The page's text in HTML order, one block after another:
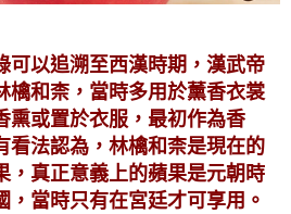
可以追溯至西漢時期，漢武帝
檎和柰，當時多用於薰香衣裳
熏或置於衣服，最初作為香
看法認為，林檎和柰是現在的
，真正意義上的蘋果是元朝時
，當時只有在宮廷才可享用。